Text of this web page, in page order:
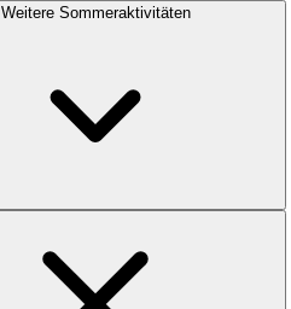
Weitere Sommeraktivitäten